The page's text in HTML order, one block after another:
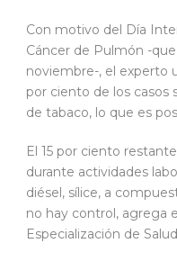
Con motivo del Día
Cáncer de Pulmón -
noviembre-, el experto
por ciento de los casos
de tabaco, lo que es
El 15 por ciento
durante actividades
diésel, sílice, a
no hay control, agrega
Especialización de